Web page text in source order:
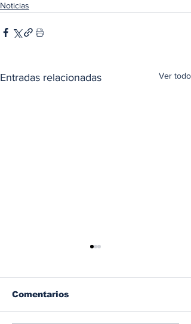
Noticias
Entradas relacionadas Ver todo
Comentarios